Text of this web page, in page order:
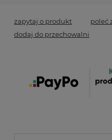
zapytaj o produkt poleć
dodaj do przechowalni